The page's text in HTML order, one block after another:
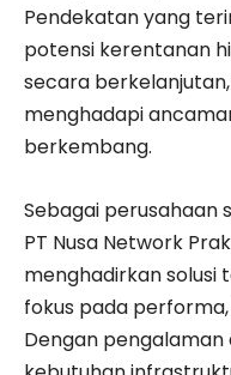
Pendekatan yang
potensi kerentanan
secara
menghadapi
berkembang.
Sebagai
PT Nusa Network
menghadirkan solusi
fokus pada
Dengan